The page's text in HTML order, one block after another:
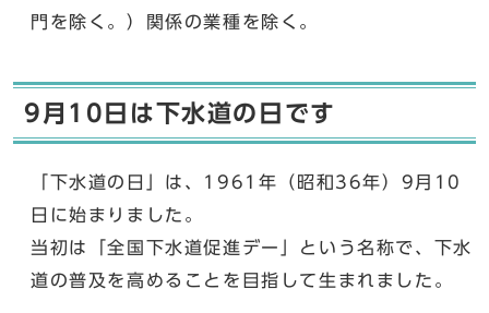
門を除く。）関係の業種を除く。
9月10日は下水道の日です
「下水道の日」は、1961年（昭和36年）9月10
日に始まりました。
当初は「全国下水道促進デー」という名称で、下水
道の普及を高めることを目指して生まれました。